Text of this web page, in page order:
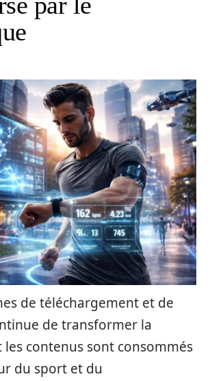
de téléchargement et de
de transformer la
contenus sont consommés
du sport et du